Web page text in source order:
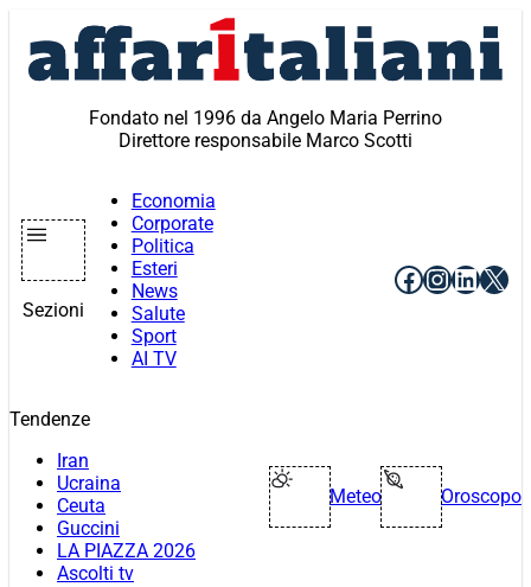
contenuto
Fondato nel 1996 da Angelo Maria Perrino
Direttore responsabile Marco Scotti
Sezioni
Economia
Corporate
Politica
Esteri
News
Salute
Sport
AI TV
Facebook
X
Tendenze
Iran
Ucraina
Ceuta
Guccini
LA PIAZZA 2026
Ascolti tv
Meteo Oroscopo